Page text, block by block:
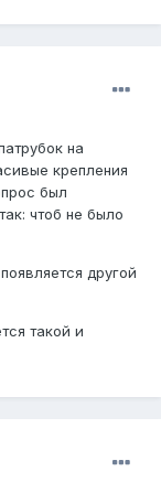
на
крепления
был
чтоб не было
другой
такой и